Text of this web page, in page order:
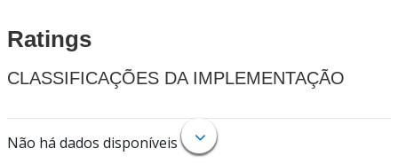
Ratings
CLASSIFICAÇÕES DA IMPLEMENTAÇÃO
Não há dados disponíveis